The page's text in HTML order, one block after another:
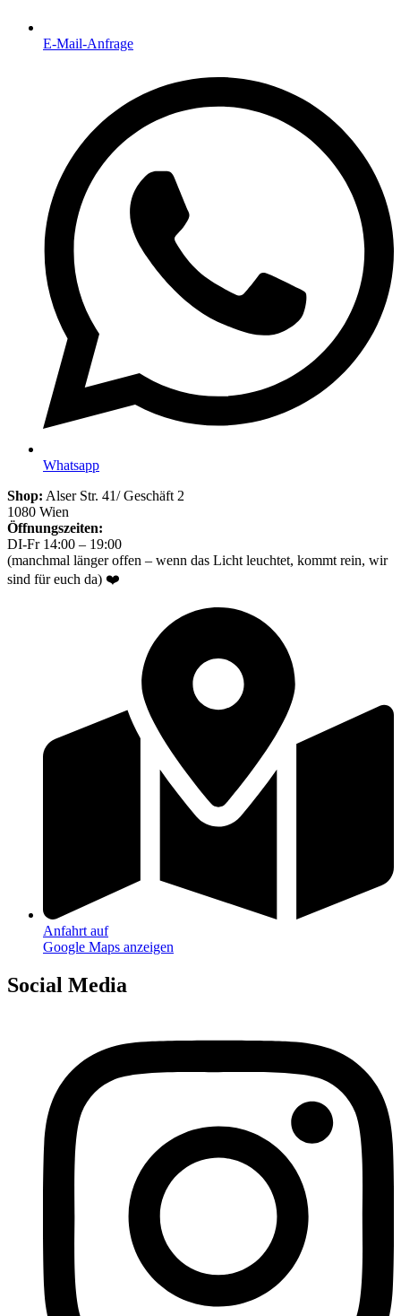
E-Mail-Anfrage
Whatsapp
Shop: Alser Str. 41/ Geschäft 2
1080 Wien
Öffnungszeiten:
DI-Fr 14:00 – 19:00
(manchmal länger offen – wenn das Licht leuchtet, kommt rein, wir
sind für euch da) ❤️
Anfahrt auf
Google Maps anzeigen
Social Media